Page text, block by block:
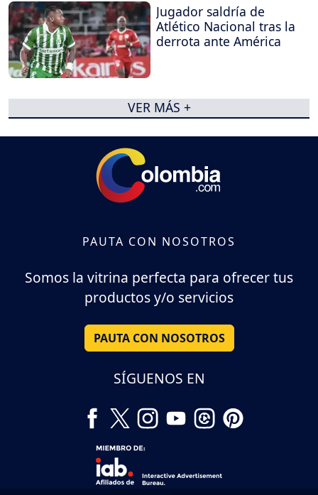
Jugador saldría de
Atlético Nacional tras la
derrota ante América
VER MÁS +
PAUTA CON NOSOTROS
Somos la vitrina perfecta para ofrecer tus
productos y/o servicios
PAUTA CON NOSOTROS
SÍGUENOS EN